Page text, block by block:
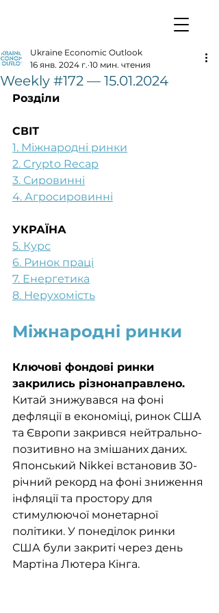
Weekly #172 — 15.01.2024
Ukraine Economic Outlook
16 янв. 2024 г. 10 мин. чтения
Розділи
СВІТ
1. Міжнародні ринки
2. Crypto Recap
3. Сировинні
4. Агросировинні
УКРАЇНА
5. Курс
6. Ринок праці
7. Енергетика
8. Нерухомість
Міжнародні ринки
Ключові фондові ринки
закрились різнонаправлено.
Китай знижувався на фоні
дефляції в економіці, ринок США
та Європи закрився нейтрально-
позитивно на змішаних даних.
Японський Nikkei встановив 30-
річний рекорд на фоні зниження
інфляції та простору для
стимулюючої монетарної
політики. У понеділок ринки
США були закриті через день
Мартіна Лютера Кінга.